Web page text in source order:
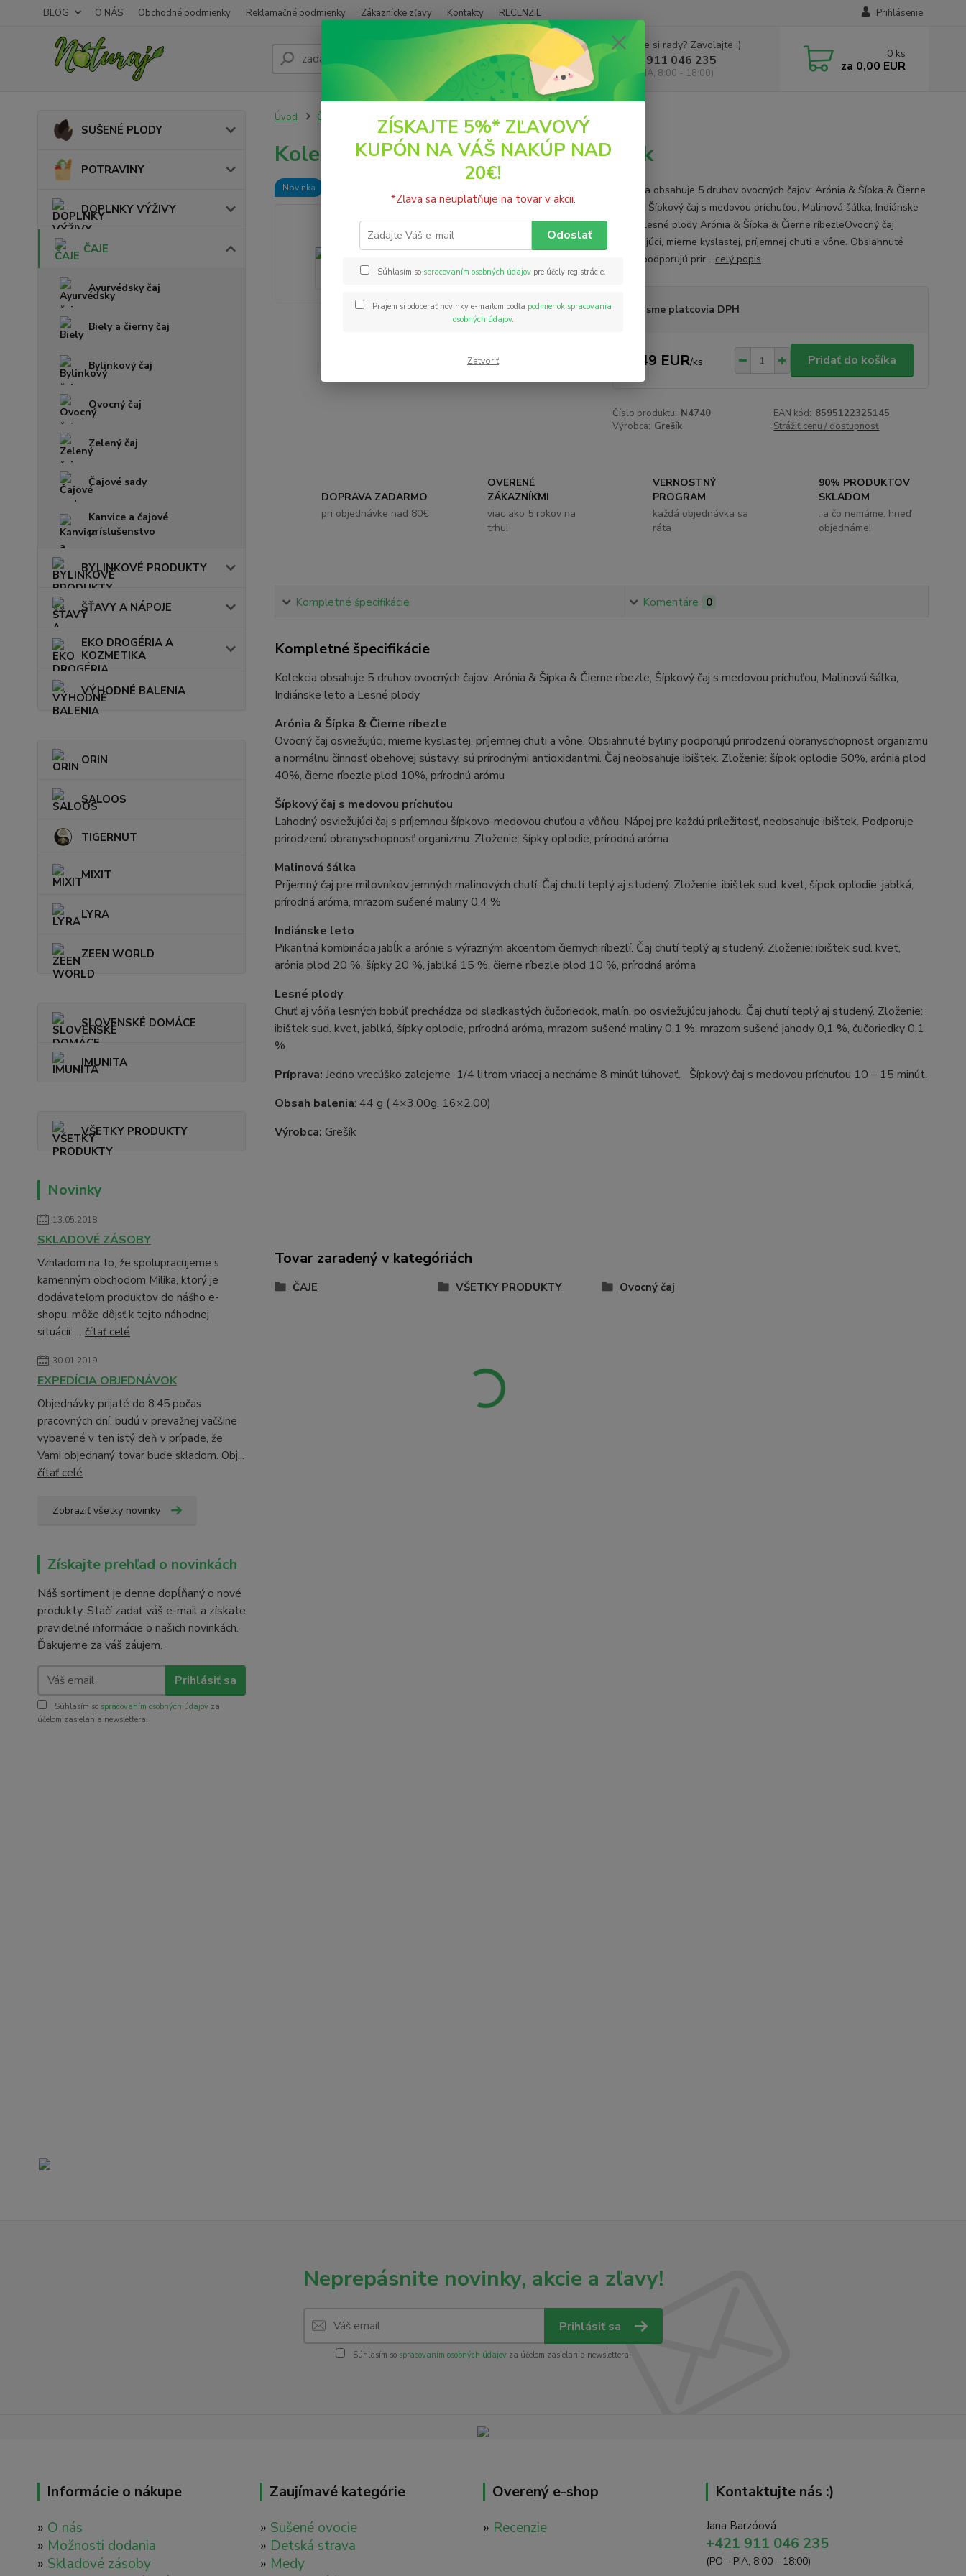
BLOG O NÁS Obchodné podmienky Reklamačné podmienky Zákaznícke zľavy Kontakty RECENZIE Prihlásenie
Hľadať
Neviete si rady? Zavolajte :)
+421 911 046 235
(PO - PIA, 8:00 - 18:00)
0 ks
za 0,00 EUR
SUŠENÉ PLODY
POTRAVINY
DOPLNKY VÝŽIVY
ČAJE
Ayurvédsky čaj
Biely a čierny čaj
Bylinkový čaj
Ovocný čaj
Zelený čaj
Čajové sady
Kanvice a čajové
príslušenstvo
BYLINKOVÉ PRODUKTY
ŠŤAVY A NÁPOJE
EKO DROGÉRIA A
KOZMETIKA
VÝHODNÉ BALENIA
ORIN
SALOOS
TIGERNUT
MIXIT
LYRA
ZEEN WORLD
SLOVENSKÉ DOMÁCE
IMUNITA
VŠETKY PRODUKTY
Novinky
13.05.2018
SKLADOVÉ ZÁSOBY
Vzhľadom na to, že spolupracujeme s
kamenným obchodom Milika, ktorý je
dodávateľom produktov do nášho e-
shopu, môže dôjsť k tejto náhodnej
situácii: ... čítať celé
30.01.2019
EXPEDÍCIA OBJEDNÁVOK
Objednávky prijaté do 8:45 počas
pracovných dní, budú v prevažnej väčšine
vybavené v ten istý deň v prípade, že
Vami objednaný tovar bude skladom. Obj...
čítať celé
Zobraziť všetky novinky
Získajte prehľad o novinkách
Náš sortiment je denne dopĺňaný o nové
produkty. Stačí zadať váš e-mail a získate
pravidelné informácie o našich novinkách.
Ďakujeme za váš záujem.
Prihlásiť sa
Súhlasím so spracovaním osobných údajov za
účelom zasielania newslettera.
Úvod ČAJE Kolekcia ovocných čajov 5x4ns Grešík
Kolekcia ovocných čajov 5x4ns Grešík
Novinka
Kolekcia obsahuje 5 druhov ovocných čajov: Arónia & Šípka & Čierne
ríbezle, Šípkový čaj s medovou príchuťou, Malinová šálka, Indiánske
leto a Lesné plody Arónia & Šípka & Čierne ríbezleOvocný čaj
osviežujúci, mierne kyslastej, príjemnej chuti a vône. Obsiahnuté
byliny podporujú prir... celý popis
Nie sme platcovia DPH
4,49 EUR/ks Pridať do košíka
Číslo produktu: N4740 EAN kód: 8595122325145
Výrobca: Grešík Strážiť cenu / dostupnosť
DOPRAVA ZADARMO
pri objednávke nad 80€
OVERENÉ
ZÁKAZNÍKMI
viac ako 5 rokov na
trhu!
VERNOSTNÝ
PROGRAM
každá objednávka sa
ráta
90% PRODUKTOV
SKLADOM
..a čo nemáme, hneď
objednáme!
Kompletné špecifikácie Komentáre 0
Kompletné špecifikácie
Kolekcia obsahuje 5 druhov ovocných čajov: Arónia & Šípka & Čierne ríbezle, Šípkový čaj s medovou príchuťou, Malinová šálka,
Indiánske leto a Lesné plody
Arónia & Šípka & Čierne ríbezle
Ovocný čaj osviežujúci, mierne kyslastej, príjemnej chuti a vône. Obsiahnuté byliny podporujú prirodzenú obranyschopnosť organizmu
a normálnu činnosť obehovej sústavy, sú prírodnými antioxidantmi. Čaj neobsahuje ibištek. Zloženie: šípok oplodie 50%, arónia plod
40%, čierne ríbezle plod 10%, prírodnú arómu
Šípkový čaj s medovou príchuťou
Lahodný osviežujúci čaj s príjemnou šípkovo-medovou chuťou a vôňou. Nápoj pre každú príležitosť, neobsahuje ibištek. Podporuje
prirodzenú obranyschopnosť organizmu. Zloženie: šípky oplodie, prírodná aróma
Malinová šálka
Príjemný čaj pre milovníkov jemných malinových chutí. Čaj chutí teplý aj studený. Zloženie: ibištek sud. kvet, šípok oplodie, jablká,
prírodná aróma, mrazom sušené maliny 0,4 %
Indiánske leto
Pikantná kombinácia jabĺk a arónie s výrazným akcentom čiernych ríbezlí. Čaj chutí teplý aj studený. Zloženie: ibištek sud. kvet,
arónia plod 20 %, šípky 20 %, jablká 15 %, čierne ríbezle plod 10 %, prírodná aróma
Lesné plody
Chuť aj vôňa lesných bobúľ prechádza od sladkastých čučoriedok, malín, po osviežujúcu jahodu. Čaj chutí teplý aj studený. Zloženie:
ibištek sud. kvet, jablká, šípky oplodie, prírodná aróma, mrazom sušené maliny 0,1 %, mrazom sušené jahody 0,1 %, čučoriedky 0,1
%
Príprava: Jedno vrecúško zalejeme 1/4 litrom vriacej a necháme 8 minút lúhovať. Šípkový čaj s medovou príchuťou 10 – 15 minút.
Obsah balenia: 44 g ( 4×3,00g, 16×2,00)
Výrobca: Grešík
Tovar zaradený v kategóriách
ČAJE VŠETKY PRODUKTY Ovocný čaj
Neprepásnite novinky, akcie a zľavy!
Prihlásiť sa
Súhlasím so spracovaním osobných údajovza účelom zasielania newslettera.
Informácie o nákupe
» O nás
» Možnosti dodania
» Skladové zásoby
Zaujímavé kategórie
» Sušené ovocie
» Detská strava
» Medy
Overený e-shop
» Recenzie
Kontaktujte nás :)
Jana Barzóová
+421 911 046 235
(PO - PIA, 8:00 - 18:00)
ZÍSKAJTE 5%* ZĽAVOVÝ
KUPÓN NA VÁŠ NAKÚP NAD
20€!
*Zľava sa neuplatňuje na tovar v akcii.
Odoslať
Súhlasím so spracovaním osobných údajov pre účely registrácie.
Prajem si odoberať novinky e-mailom podľa podmienok spracovania
osobných údajov.
Zatvoriť